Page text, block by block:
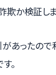
欺か検証しま
あったの
。